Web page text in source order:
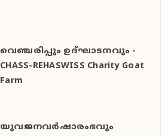
വെഞ്ചരിപ്പും ഉദ്ഘാടനവും -
CHASS-REHASWISS Charity Goat
Farm
യുവജനവർഷാരംഭവും